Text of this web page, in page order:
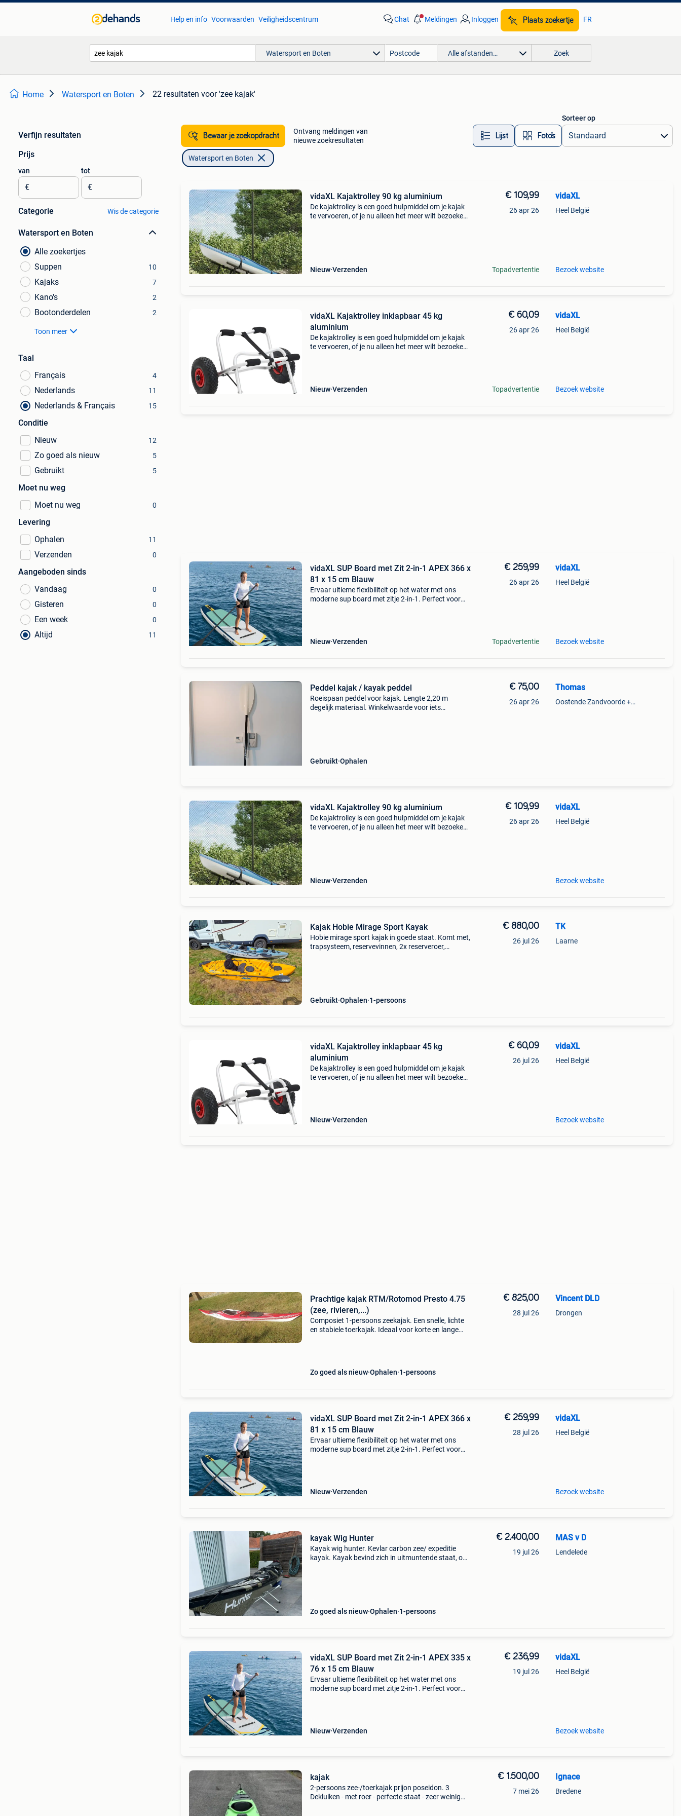
Help en info Voorwaarden Veiligheidscentrum Chat Meldingen Inloggen Plaats zoekertje FR
Watersport en Boten Alle afstanden… Zoek
Home Watersport en Boten 22 resultaten voor 'zee kajak'
Verfijn resultaten
Prijs
van
€
tot
€
Categorie Wis de categorie
Watersport en Boten
Alle zoekertjes
Suppen
10
Kajaks 7
Kano's 2
Bootonderdelen 2
Toon meer
Taal
Français
4
Nederlands 11
Nederlands & Français 15
Conditie
Nieuw
12
Zo goed als nieuw 5
Gebruikt 5
Moet nu weg
Moet nu weg
0
Levering
Ophalen
11
Verzenden 0
Aangeboden sinds
Vandaag
0
Gisteren 0
Een week 0
Altijd 11
Bewaar je zoekopdracht
Ontvang meldingen van
nieuwe zoekresultaten
Lijst Foto’s
Sorteer op
Watersport en Boten
vidaXL Kajaktrolley 90 kg aluminium
De kajaktrolley is een goed hulpmiddel om je kajak
te vervoeren, of je nu alleen het meer wilt bezoeken
Nieuw Verzenden
€ 109,99
26 apr 26
Topadvertentie
vidaXL
Heel België
Bezoek website
vidaXL Kajaktrolley inklapbaar 45 kg
aluminium
De kajaktrolley is een goed hulpmiddel om je kajak
te vervoeren, of je nu alleen het meer wilt bezoeken
Nieuw Verzenden
€ 60,09
26 apr 26
Topadvertentie
vidaXL
Heel België
Bezoek website
vidaXL SUP Board met Zit 2-in-1 APEX 366 x
81 x 15 cm Blauw
Ervaar ultieme flexibiliteit op het water met ons
moderne sup board met zitje 2-in-1. Perfect voor
Nieuw Verzenden
€ 259,99
26 apr 26
Topadvertentie
vidaXL
Heel België
Bezoek website
Peddel kajak / kayak peddel
Roeispaan peddel voor kajak. Lengte 2,20 m
degelijk materiaal. Winkelwaarde voor iets
Gebruikt Ophalen
€ 75,00
26 apr 26
Thomas
Oostende Zandvoorde +Oostende
vidaXL Kajaktrolley 90 kg aluminium
De kajaktrolley is een goed hulpmiddel om je kajak
te vervoeren, of je nu alleen het meer wilt bezoeken
Nieuw Verzenden
€ 109,99
26 apr 26
vidaXL
Heel België
Bezoek website
Kajak Hobie Mirage Sport Kayak
Hobie mirage sport kajak in goede staat. Komt met,
trapsysteem, reservevinnen, 2x reserveroer,
Gebruikt Ophalen 1-persoons
€ 880,00
26 jul 26
TK
Laarne
vidaXL Kajaktrolley inklapbaar 45 kg
aluminium
De kajaktrolley is een goed hulpmiddel om je kajak
te vervoeren, of je nu alleen het meer wilt bezoeken
Nieuw Verzenden
€ 60,09
26 jul 26
vidaXL
Heel België
Bezoek website
Prachtige kajak RTM/Rotomod Presto 4.75
(zee, rivieren,...)
Composiet 1-persoons zeekajak. Een snelle, lichte
en stabiele toerkajak. Ideaal voor korte en lange
Zo goed als nieuw Ophalen 1-persoons
€ 825,00
28 jul 26
Vincent DLD
Drongen
vidaXL SUP Board met Zit 2-in-1 APEX 366 x
81 x 15 cm Blauw
Ervaar ultieme flexibiliteit op het water met ons
moderne sup board met zitje 2-in-1. Perfect voor
Nieuw Verzenden
€ 259,99
28 jul 26
vidaXL
Heel België
Bezoek website
kayak Wig Hunter
Kayak wig hunter. Kevlar carbon zee/ expeditie
kayak. Kayak bevind zich in uitmuntende staat, op
Zo goed als nieuw Ophalen 1-persoons
€ 2.400,00
19 jul 26
MAS v D
Lendelede
vidaXL SUP Board met Zit 2-in-1 APEX 335 x
76 x 15 cm Blauw
Ervaar ultieme flexibiliteit op het water met ons
moderne sup board met zitje 2-in-1. Perfect voor
Nieuw Verzenden
€ 236,99
19 jul 26
vidaXL
Heel België
Bezoek website
kajak
2-persoons zee-/toerkajak prijon poseidon. 3
Dekluiken - met roer - perfecte staat - zeer weinig
€ 1.500,00
7 mei 26
Ignace
Bredene